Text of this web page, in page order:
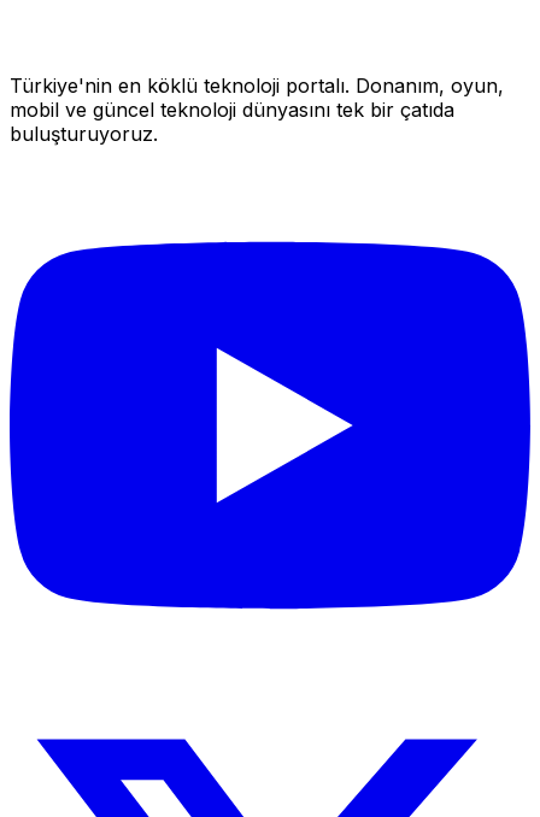
Türkiye'nin en köklü teknoloji portalı. Donanım, oyun,
mobil ve güncel teknoloji dünyasını tek bir çatıda
buluşturuyoruz.